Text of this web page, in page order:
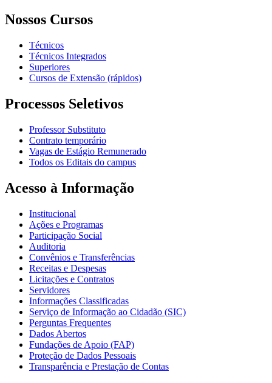
Nossos Cursos
Técnicos
Técnicos Integrados
Superiores
Cursos de Extensão (rápidos)
Processos Seletivos
Professor Substituto
Contrato temporário
Vagas de Estágio Remunerado
Todos os Editais do campus
Acesso à Informação
Institucional
Ações e Programas
Participação Social
Auditoria
Convênios e Transferências
Receitas e Despesas
Licitações e Contratos
Servidores
Informações Classificadas
Serviço de Informação ao Cidadão (SIC)
Perguntas Frequentes
Dados Abertos
Fundações de Apoio (FAP)
Proteção de Dados Pessoais
Transparência e Prestação de Contas